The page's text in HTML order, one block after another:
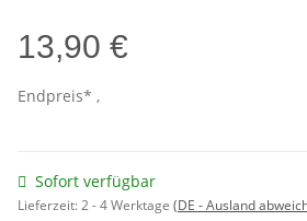
13,90 €
Endpreis* ,
Sofort verfügbar
Lieferzeit:2 - 4 Werktage (DE - Ausland